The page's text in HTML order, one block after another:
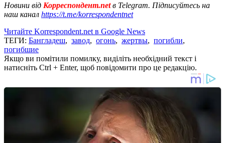
Новини від Корреспондент.netв Telegram. Підписуйтесь на
наш канал https://t.me/korrespondentnet
Читайте Korrespondent.net в Google News
ТЕГИ: Бангладеш, завод, огонь, жертвы, погибли,
погибшие
Якщо ви помітили помилку, виділіть необхідний текст і
натисніть Ctrl + Enter, щоб повідомити про це редакцію.